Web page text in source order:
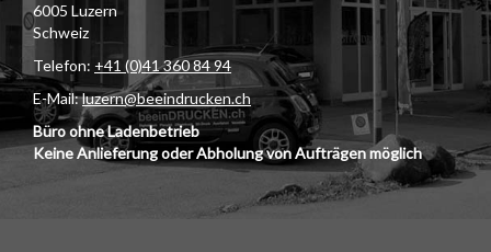
6005 Luzern
Schweiz
Telefon: +41 (0)41 360 84 94
E-Mail:luzern@beeindrucken.ch
Büro ohne Ladenbetrieb
Keine Anlieferung oder Abholung von Aufträgen möglich